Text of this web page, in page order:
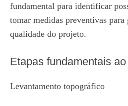
fundamental para identificar
tomar medidas preventivas para
qualidade do projeto.
Etapas fundamentais
Levantamento topográfico